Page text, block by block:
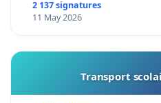
2 137 signatures
11 May 2026
Transport